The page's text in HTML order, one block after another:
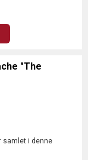
"The
samlet i denne